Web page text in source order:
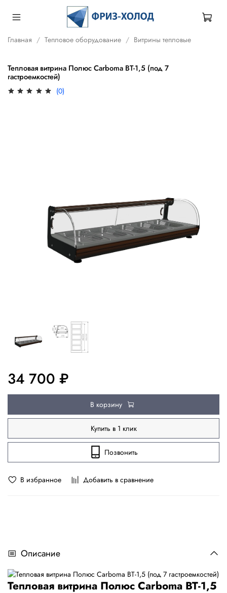
Главная Тепловое оборудование Витрины тепловые
Тепловая витрина Полюс Carboma ВТ-1,5 (под 7
гастроемкостей)
(0)
В избранное Добавить в сравнение
34 700 ₽
В корзину
Купить в 1 клик
Позвонить
Описание
Тепловая витрина Полюс Carboma ВТ-1,5